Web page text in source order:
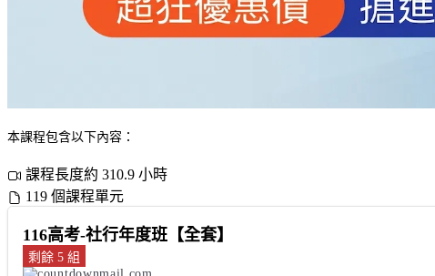
本課程包含以下內容：
課程長度約 310.9 小時
119 個課程單元
116高考-社行年度班【全套】
剩餘 5 組